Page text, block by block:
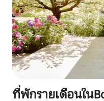
ที่พักรายเดือนใน